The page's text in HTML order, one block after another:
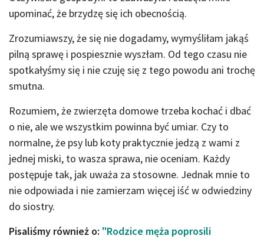
upominać, że brzydzę się ich obecnością.
Zrozumiawszy, że się nie dogadamy, wymyśliłam jakąś
pilną sprawę i pospiesznie wyszłam. Od tego czasu nie
spotkałyśmy się i nie czuję się z tego powodu ani trochę
smutna.
Rozumiem, że zwierzęta domowe trzeba kochać i dbać
o nie, ale we wszystkim powinna być umiar. Czy to
normalne, że psy lub koty praktycznie jedzą z wami z
jednej miski, to wasza sprawa, nie oceniam. Każdy
postępuje tak, jak uważa za stosowne. Jednak mnie to
nie odpowiada i nie zamierzam więcej iść w odwiedziny
do siostry.
Pisaliśmy również o: "Rodzice męża poprosili